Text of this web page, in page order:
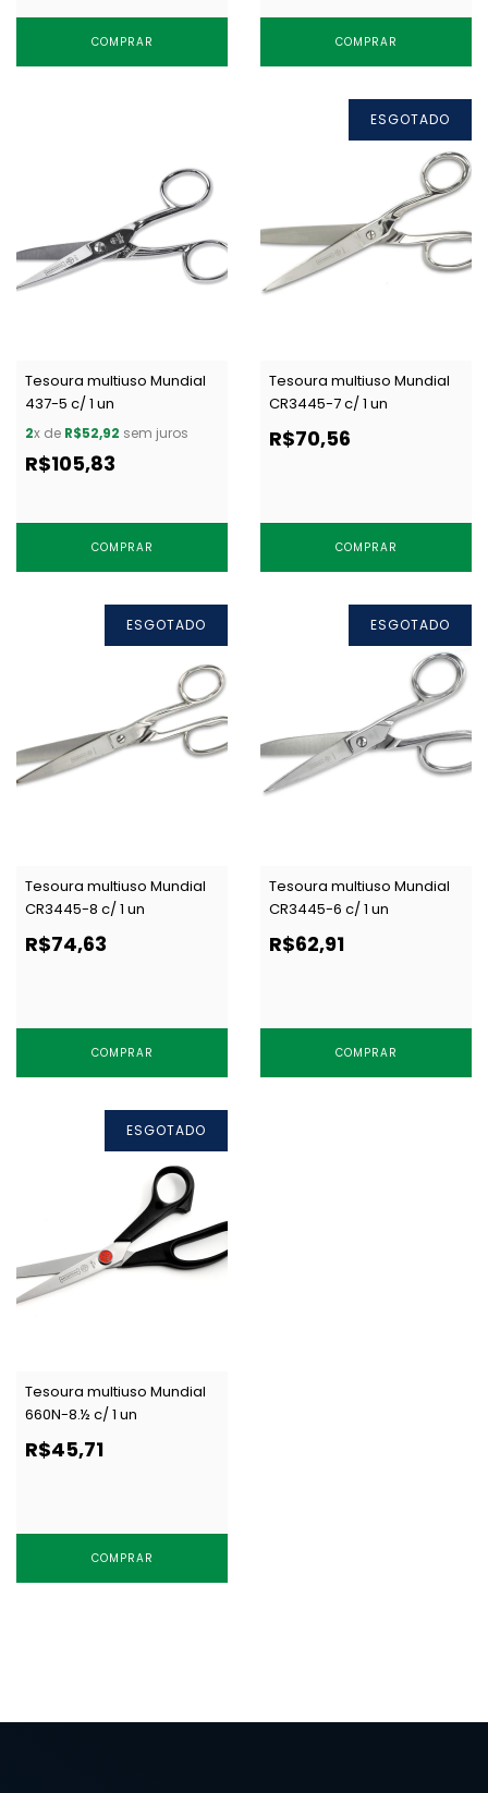
COMPRAR COMPRAR
Tesoura multiuso Mundial
437-5 c/ 1 un
2x de R$52,92 sem juros
R$105,83
COMPRAR
ESGOTADO
Tesoura multiuso Mundial
CR3445-7 c/ 1 un
R$70,56
COMPRAR
ESGOTADO
Tesoura multiuso Mundial
CR3445-8 c/ 1 un
R$74,63
COMPRAR
ESGOTADO
Tesoura multiuso Mundial
CR3445-6 c/ 1 un
R$62,91
COMPRAR
ESGOTADO
Tesoura multiuso Mundial
660N-8.½ c/ 1 un
R$45,71
COMPRAR